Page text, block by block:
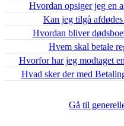
Hvordan opsiger jeg en
Kan jeg tilgå
Hvordan bliver
Hvem skal betale
Hvorfor har jeg modtaget
Hvad sker der med
Gå til